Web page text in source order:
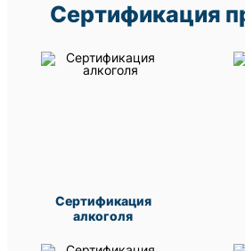
Сертификация
Сертификация
алкоголя